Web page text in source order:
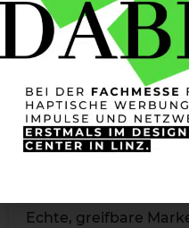
Merch mit
Marken
Echte, greifbare